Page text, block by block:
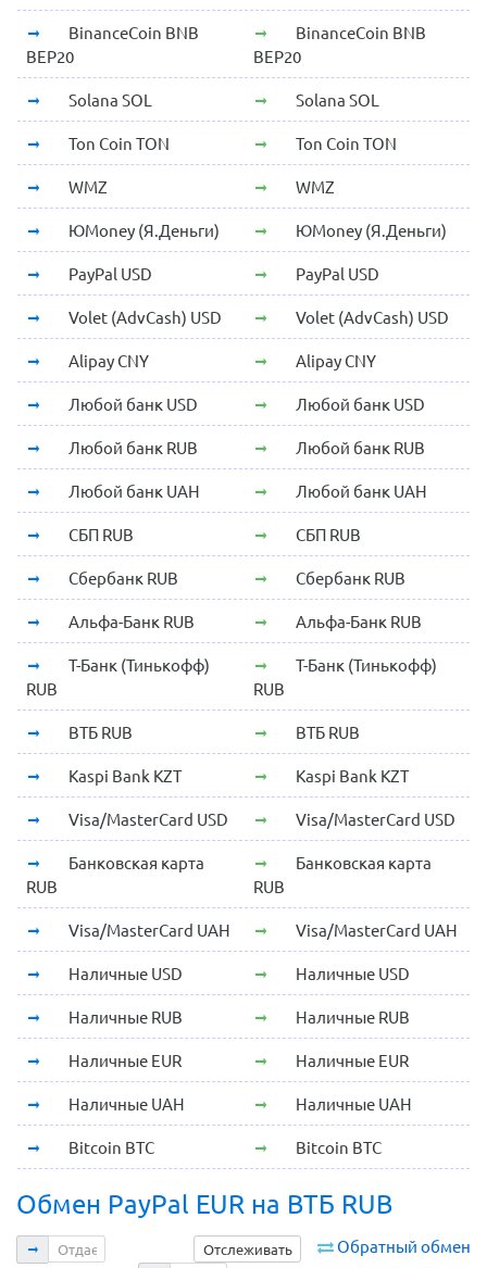
BinanceCoin BNB
BEP20
BinanceCoin BNB
BEP20
Solana SOL Solana SOL
Ton Coin TON Ton Coin TON
WMZ WMZ
ЮMoney (Я.Деньги) ЮMoney (Я.Деньги)
PayPal USD PayPal USD
Volet (AdvCash) USD Volet (AdvCash) USD
Alipay CNY Alipay CNY
Любой банк USD Любой банк USD
Любой банк RUB Любой банк RUB
Любой банк UAH Любой банк UAH
СБП RUB СБП RUB
Сбербанк RUB Сбербанк RUB
Альфа-Банк RUB Альфа-Банк RUB
Т-Банк (Тинькофф)
RUB
Т-Банк (Тинькофф)
RUB
ВТБ RUB ВТБ RUB
Kaspi Bank KZT Kaspi Bank KZT
Visa/MasterCard USD Visa/MasterCard USD
Банковская карта
RUB
Банковская карта
RUB
Visa/MasterCard UAH Visa/MasterCard UAH
Наличные USD Наличные USD
Наличные RUB Наличные RUB
Наличные EUR Наличные EUR
Наличные UAH Наличные UAH
Bitcoin BTC Bitcoin BTC
Обмен PayPal EUR на ВТБ RUB
Обратный обмен
Отслеживать
Отдаете